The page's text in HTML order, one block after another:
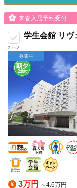
チェック
来春入居予約受付
学生会館 リヴ
募集中
3万円 ～4.6万円